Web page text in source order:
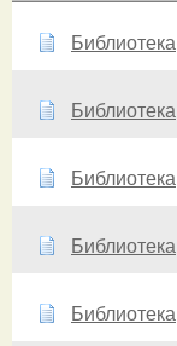
Библиотека
Библиотека
Библиотека
Библиотека
Библиотека